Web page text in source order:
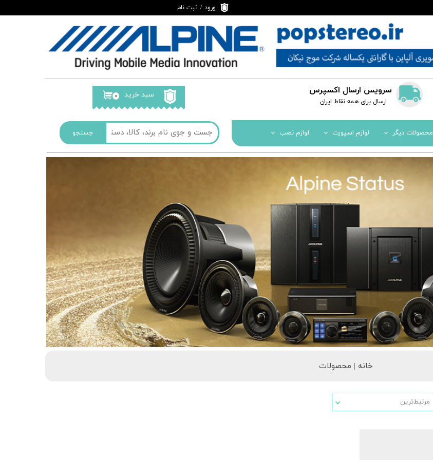
جستجو
سرویس ارسال اکسپرس
​​ارسال برای همه نقاط ایران
ورود / ثبت نام
تغییر گذر واژه
سفارشات
خروج از حساب
۰ سبد خرید
محصولات دیگر لوازم اسپورت لوازم نصب
خانه | محصولات
مرتبط‌ترین